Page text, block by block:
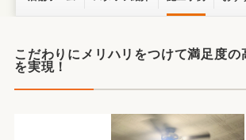
こだわりにメリハリをつけて満足度の
を実現！